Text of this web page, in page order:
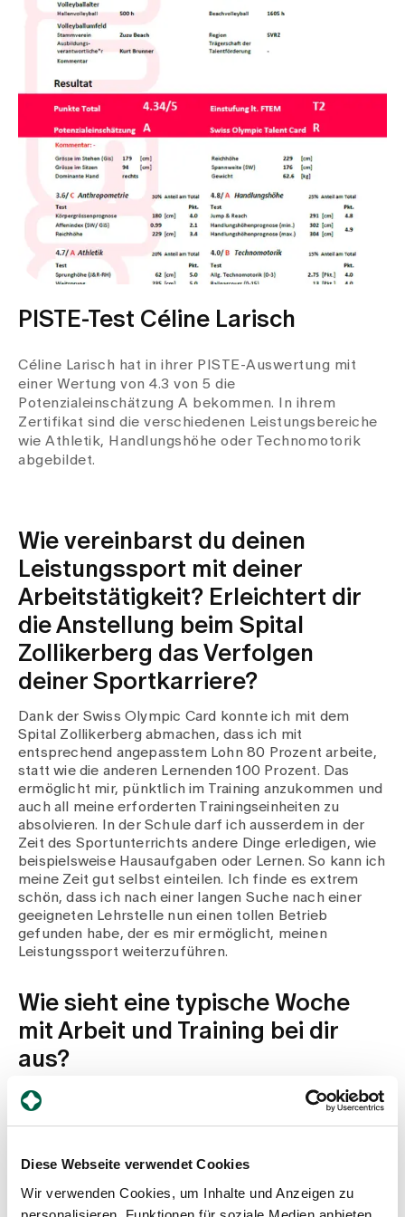
Diese Webseite verwendet Cookies
Wir verwenden Cookies, um Inhalte und Anzeigen zu
PISTE-Test Céline Larisch
Céline Larisch hat in ihrer PISTE-Auswertung mit
einer Wertung von 4.3 von 5 die
Potenzialeinschätzung A bekommen. In ihrem
Zertifikat sind die verschiedenen Leistungsbereiche
wie Athletik, Handlungshöhe oder Technomotorik
abgebildet.
Wie vereinbarst du deinen
Leistungssport mit deiner
Arbeitstätigkeit? Erleichtert dir
die Anstellung beim Spital
Zollikerberg das Verfolgen
deiner Sportkarriere?
Dank der Swiss Olympic Card konnte ich mit dem
Spital Zollikerberg abmachen, dass ich mit
entsprechend angepasstem Lohn 80 Prozent arbeite,
statt wie die anderen Lernenden 100 Prozent. Das
ermöglicht mir, pünktlich im Training anzukommen und
auch all meine erforderten Trainingseinheiten zu
absolvieren. In der Schule darf ich ausserdem in der
Zeit des Sportunterrichts andere Dinge erledigen, wie
beispielsweise Hausaufgaben oder Lernen. So kann ich
meine Zeit gut selbst einteilen. Ich finde es extrem
schön, dass ich nach einer langen Suche nach einer
geeigneten Lehrstelle nun einen tollen Betrieb
gefunden habe, der es mir ermöglicht, meinen
Leistungssport weiterzuführen.
Wie sieht eine typische Woche
mit Arbeit und Training bei dir
aus?
Montags arbeite ich den ganzen Tag und gehe ab 18.00
Uhr ins Training. Dort stehen dann vor allem
Kraftübungen und Übungen mit dem Ball an. Am
Mittwoch und Donnerstag gehe ich ganztags zur
ich den ganzen Tag bis 16.00 Uhr und kann mir danach